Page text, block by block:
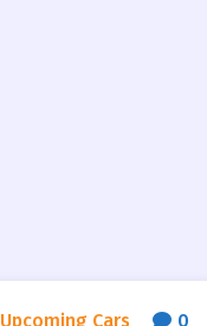
Upcoming Cars 0